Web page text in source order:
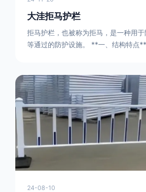
大洼拒马护栏
拒马护栏，也被称为拒马，是一种用
等通过的防护设施。 **一、结构特点** 1. **框架结构
方形的框架组合。这些框架相互连接
结构，能够承受一定的冲击力。例如
管制的现场，三角形框架的拒马护栏
在一起，像一个个小的三角锥形状的
24-08-10